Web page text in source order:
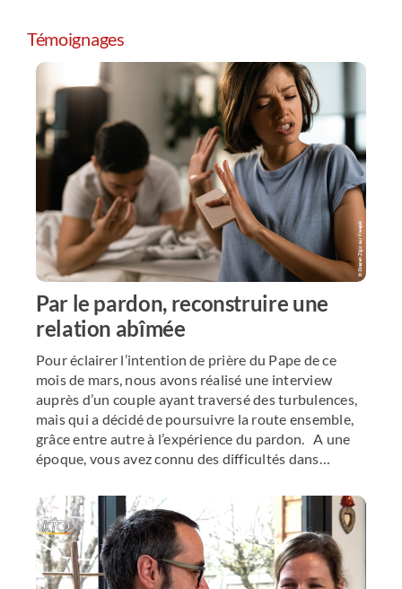
Témoignages
Par le pardon, reconstruire une
relation abîmée
Pour éclairer l’intention de prière du Pape de ce
mois de mars, nous avons réalisé une interview
auprès d’un couple ayant traversé des turbulences,
mais qui a décidé de poursuivre la route ensemble,
grâce entre autre à l’expérience du pardon. A une
époque, vous avez connu des difficultés dans…